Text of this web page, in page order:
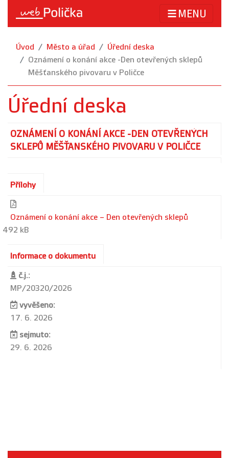
MENU
Úvod Město a úřad
Úřední deska
Oznámení o konání akce -Den otevřených sklepů
Měšťanského pivovaru v Poličce
Úřední deska
OZNÁMENÍ O KONÁNÍ AKCE -DEN OTEVŘENÝCH
SKLEPŮ MĚŠŤANSKÉHO PIVOVARU V POLIČCE
Přílohy
Oznámení o konání akce – Den otevřených sklepů
492 kB
Informace o dokumentu
č.j.:
MP/20320/2026
vyvěšeno:
17. 6. 2026
sejmuto:
29. 6. 2026